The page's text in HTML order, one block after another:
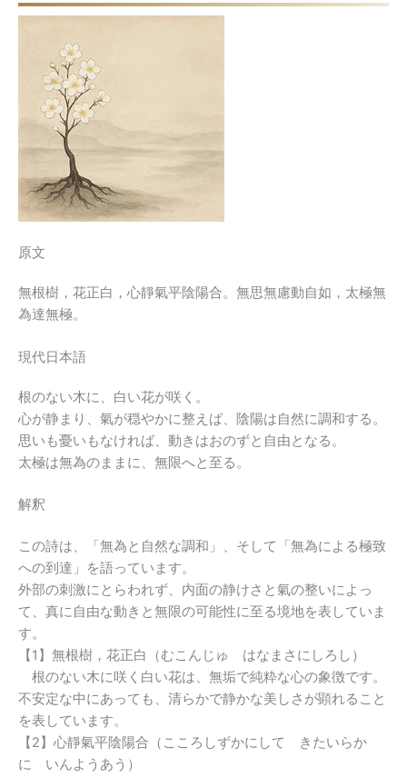
原文
無根樹，花正白，心靜氣平陰陽合。無思無慮動自如，太極無
為達無極。
現代日本語
根のない木に、白い花が咲く。
心が静まり、氣が穏やかに整えば、陰陽は自然に調和する。
思いも憂いもなければ、動きはおのずと自由となる。
太極は無為のままに、無限へと至る。
解釈
この詩は、「無為と自然な調和」、そして「無為による極致
への到達」を語っています。
外部の刺激にとらわれず、内面の静けさと氣の整いによっ
て、真に自由な動きと無限の可能性に至る境地を表していま
す。
【1】無根樹，花正白（むこんじゅ はなまさにしろし）
根のない木に咲く白い花は、無垢で純粋な心の象徴です。
不安定な中にあっても、清らかで静かな美しさが顕れること
を表しています。
【2】心靜氣平陰陽合（こころしずかにして きたいらか
に いんようあう）